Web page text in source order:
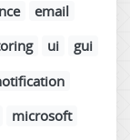
email
ui
gui
microsoft